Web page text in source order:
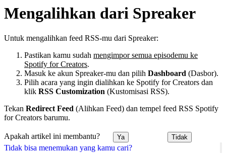
Tidak bisa menemukan yang kamu cari?
Mengalihkan dari Spreaker
Untuk mengalihkan feed RSS-mu dari Spreaker:
Pastikan kamu sudah mengimpor semua episodemu ke
Spotify for Creators.
Masuk ke akun Spreaker-mu dan pilih Dashboard (Dasbor).
Pilih acara yang ingin dialihkan ke Spotify for Creators dan
klik RSS Customization (Kustomisasi RSS).
Tekan Redirect Feed (Alihkan Feed) dan tempel feed RSS Spotify
for Creators barumu.
Apakah artikel ini membantu? Ya Tidak